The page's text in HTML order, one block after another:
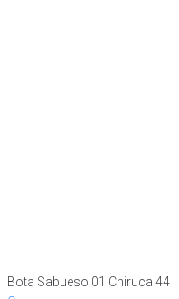
Bota Sabueso 01 Chiruca 44